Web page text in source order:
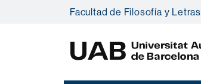
Facultad de Filosofía y Letras